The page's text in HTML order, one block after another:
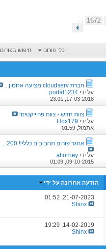
1672
...
כלי פורום חיפוש בפורום
חברת cloudserv מציעה אחסון...
על ידי portal1234
17-03-2018,
23:01
צוות חדש - צוות פרוייקטים!
על ידי Hox179
אתמול, 01:59
אתגר פורום תחביבים כללי!! 200...
על ידי attorney
09-10-2015,
01:09
הודעה אחרונה על ידי
21-07-2023,
01:52
Shinx
14-02-2019,
19:29
Shinx